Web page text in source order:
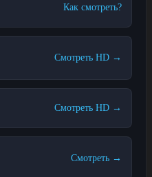
Как смотреть?
Смотреть HD →
Смотреть HD →
Смотреть →